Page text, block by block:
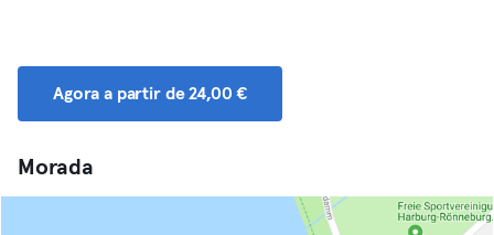
Agora a partir de 24,00 €
Morada